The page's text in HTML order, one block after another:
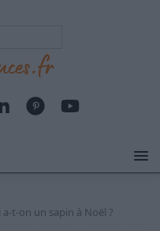
t-on un sapin à Noël ?